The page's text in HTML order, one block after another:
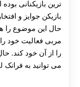
ترین بازیکنانی
بازیکن جوایز و
حال این موضوع را
مربی فعالیت خود را
را از آن خود کند.
می توانید به فرانک